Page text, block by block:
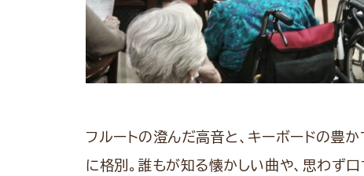
フルートの澄んだ高音と、キーボードの豊
に格別。誰もが知る懐かしい曲や、思わず